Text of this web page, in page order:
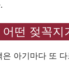
떤 젖꼭지
아기마다 또